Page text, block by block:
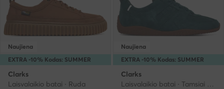
EXTRA -10% Kodas: SUMMER
Naujiena
Clarks
Laisvalaikio batai · Ruda
EXTRA -10% Kodas: SUMMER
Naujiena
Clarks
Laisvalaikio batai · Tamsiai mėlyna